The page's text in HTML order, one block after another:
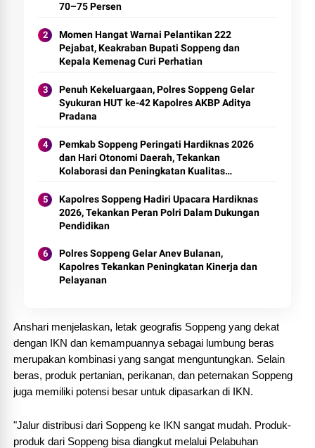
70–75 Persen
Momen Hangat Warnai Pelantikan 222
Pejabat, Keakraban Bupati Soppeng dan
Kepala Kemenag Curi Perhatian
Penuh Kekeluargaan, Polres Soppeng Gelar
Syukuran HUT ke-42 Kapolres AKBP Aditya
Pradana
Pemkab Soppeng Peringati Hardiknas 2026
dan Hari Otonomi Daerah, Tekankan
Kolaborasi dan Peningkatan Kualitas
Kapolres Soppeng Hadiri Upacara Hardiknas
2026, Tekankan Peran Polri Dalam Dukungan
Pendidikan
Polres Soppeng Gelar Anev Bulanan,
Kapolres Tekankan Peningkatan Kinerja dan
Pelayanan
Anshari menjelaskan, letak geografis Soppeng yang dekat
dengan IKN dan kemampuannya sebagai lumbung beras
merupakan kombinasi yang sangat menguntungkan. Selain
beras, produk pertanian, perikanan, dan peternakan Soppeng
juga memiliki potensi besar untuk dipasarkan di IKN.
"Jalur distribusi dari Soppeng ke IKN sangat mudah. Produk-
produk dari Soppeng bisa diangkut melalui Pelabuhan